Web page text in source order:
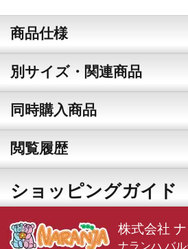
商品仕様
別サイズ・関連商品
同時購入商品
閲覧履歴
ショッピングガイド
株式会社
ナランハ バ